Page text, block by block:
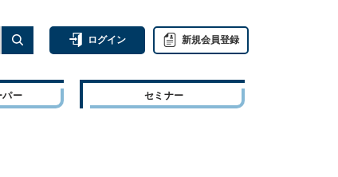
ログイン 新規会員登録
パー セミナー